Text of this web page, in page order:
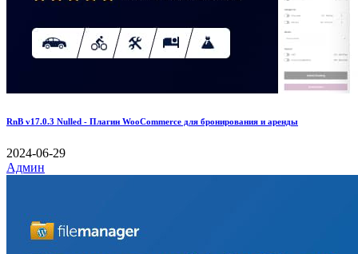
RnB v17.0.3 Nulled - Плагин WooCommerce для бронирования и аренды
2024-06-29
Админ